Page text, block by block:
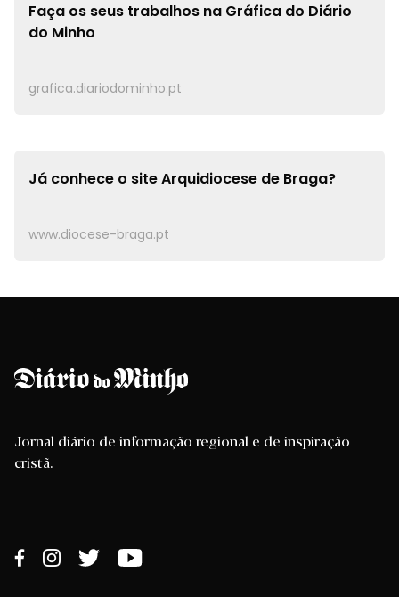
Faça os seus trabalhos na Gráfica do Diário
do Minho
grafica.diariodominho.pt
Já conhece o siteArquidiocese de Braga?
www.diocese-braga.pt
Jornal diário de informação regional e de inspiração
cristã.